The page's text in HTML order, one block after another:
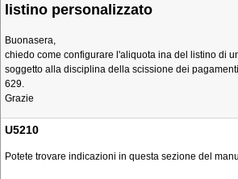
listino personalizzato
Buonasera,
chiedo come configurare l'aliquota ina del listino di
soggetto alla disciplina della scissione dei
629.
Grazie
U5210
Potete trovare indicazioni in questa sezione del